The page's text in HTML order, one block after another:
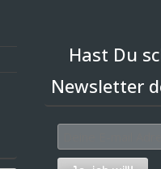
Hast Du
Newsletter